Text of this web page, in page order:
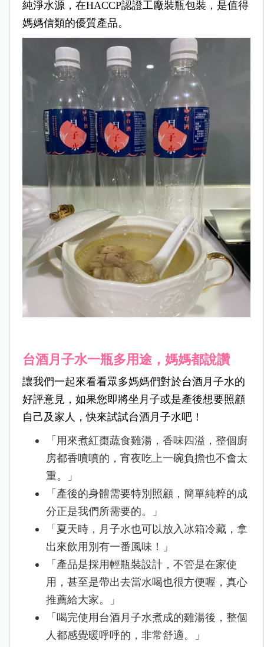
純淨水源，在HACCP認證工廠裝瓶包裝，是值得
媽媽信類的優質產品。
台酒月子水一瓶多用途，媽媽都說讚
讓我們一起來看看眾多媽媽們對於台酒月子水的
好評意見，如果您即將坐月子或是產後想要照顧
自己及家人，快來試試台酒月子水吧！
「用來煮紅棗蔬食雞湯，香味四溢，整個廚
房都香噴噴的，宵夜吃上一碗負擔也不會太
重。」
「產後的身體需要特別照顧，簡單純粹的成
分正是我們所需要的。」
「 夏天時，月子水也可以放入冰箱冷藏，拿
出來飲用別有一番風味！
」
「產品是採用輕瓶裝設計，不管是在家使
用，甚至是帶出去當水喝也很方便喔，真心
推薦給大家。」
「喝完使用台酒月子水煮成的雞湯後，整個
人都感覺暖呼呼的，非常舒適。」